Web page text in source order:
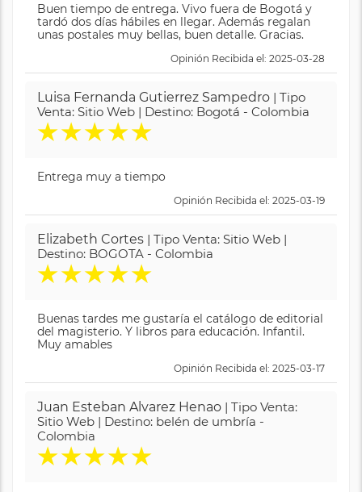
Buen tiempo de entrega. Vivo fuera de Bogotá y
tardó dos días hábiles en llegar. Además regalan
unas postales muy bellas, buen detalle. Gracias.
Opinión Recibida el: 2025-03-28
Luisa Fernanda Gutierrez Sampedro | Tipo
Venta: Sitio Web | Destino: Bogotá - Colombia
★★★★★
Entrega muy a tiempo
Opinión Recibida el: 2025-03-19
Elizabeth Cortes | Tipo Venta: Sitio Web |
Destino: BOGOTA - Colombia
★★★★★
Buenas tardes me gustaría el catálogo de editorial
del magisterio. Y libros para educación. Infantil.
Muy amables
Opinión Recibida el: 2025-03-17
Juan Esteban Alvarez Henao | Tipo Venta:
Sitio Web | Destino: belén de umbría -
Colombia
★★★★★